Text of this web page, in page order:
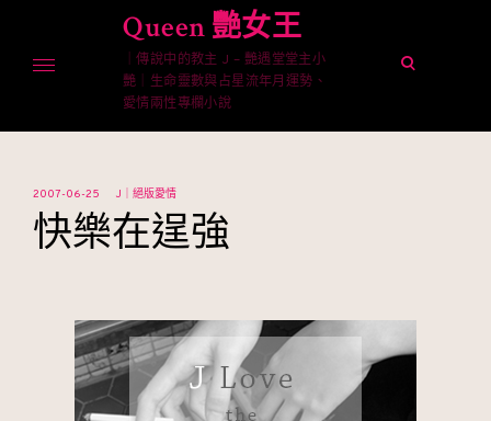
content
Queen 艷女王
｜傳說中的教主 J – 艷遇堂堂主小
艷｜生命靈數與占星流年月運勢、
愛情兩性專欄小說
open
2007-06-25 J｜絕版愛情
快樂在逞強